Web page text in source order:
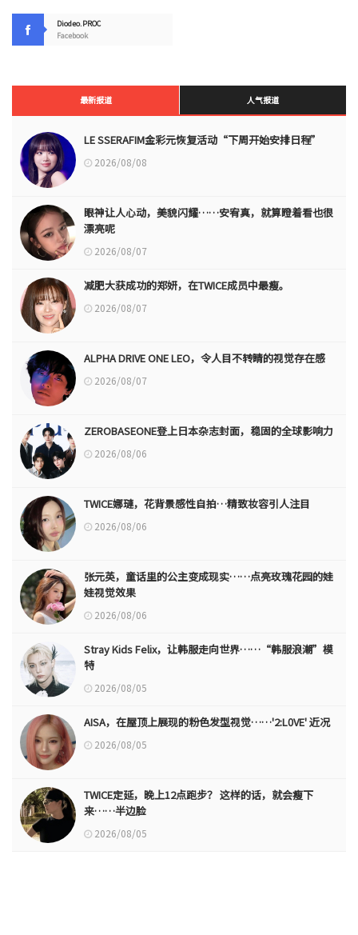
Diodeo.PROC
Facebook
最新报道 人气报道
LE SSERAFIM金彩元恢复活动“下周开始安排日程”
2026/08/08
眼神让人心动，美貌闪耀……安宥真，就算瞪着看也很
漂亮呢
2026/08/07
减肥大获成功的郑妍，在TWICE成员中最瘦。
2026/08/07
ALPHA DRIVE ONE LEO，令人目不转睛的视觉存在感
2026/08/07
ZEROBASEONE登上日本杂志封面，稳固的全球影响力
2026/08/06
TWICE娜璉，花背景感性自拍…精致妆容引人注目
2026/08/06
张元英，童话里的公主变成现实……点亮玫瑰花园的娃
娃视觉效果
2026/08/06
Stray Kids Felix，让韩服走向世界……“韩服浪潮”模
特
2026/08/05
AISA，在屋顶上展现的粉色发型视觉……'2:L0VE' 近况
2026/08/05
TWICE定延，晚上12点跑步？ 这样的话，就会瘦下
来……半边脸
2026/08/05